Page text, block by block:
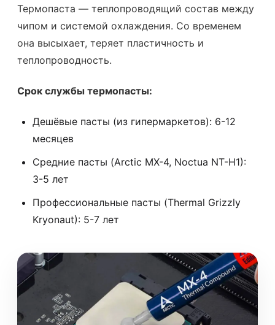
Термопаста — теплопроводящий состав между
чипом и системой охлаждения. Со временем
она высыхает, теряет пластичность и
теплопроводность.
Срок службы термопасты:
Дешёвые пасты (из гипермаркетов): 6-12
месяцев
Средние пасты (Arctic MX-4, Noctua NT-H1):
3-5 лет
Профессиональные пасты (Thermal Grizzly
Kryonaut): 5-7 лет